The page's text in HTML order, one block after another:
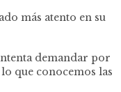
más atento en su
demandar por
que conocemos las